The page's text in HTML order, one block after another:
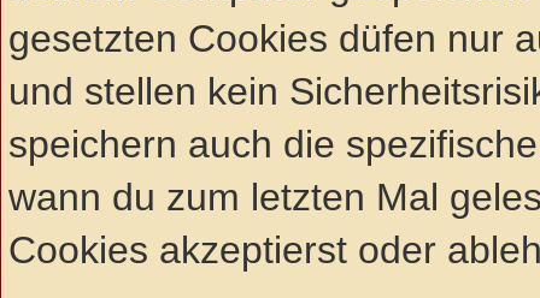
gesetzten Cookies düfen nur
und stellen kein
speichern auch die
wann du zum letzten Mal
Cookies akzeptierst oder